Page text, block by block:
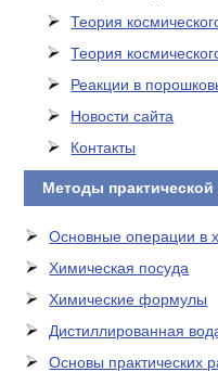
Теория
Теория
Реакции в
Новости сайта
Контакты
Методы
Основные операции в
Химическая посуда
Химические формулы
Дистиллированная
Основы практических